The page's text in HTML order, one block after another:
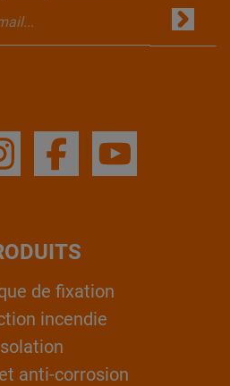
de fixation
incendie
anti-corrosion